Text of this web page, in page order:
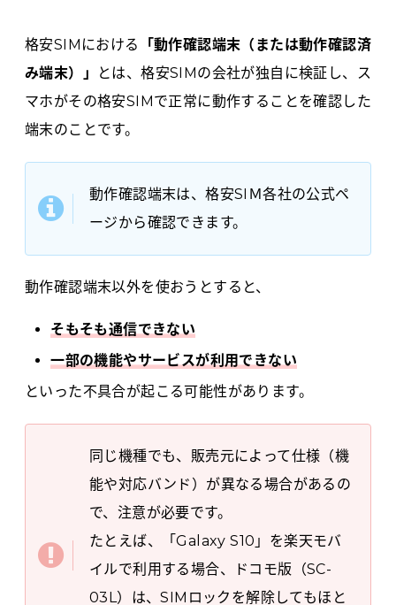
格安SIMにおける
「動作確認端末（または動作確認済
み端末）」
とは、格安SIMの会社が独自に検証し、ス
マホがその格安SIMで正常に動作することを確認した
端末のことです。
動作確認端末は、格安SIＭ各社の公式ペ
ージから確認できます。
動作確認端末以外を使おうとすると、
そもそも通信できない
一部の機能やサービスが利用できない
といった不具合が起こる可能性があります。
同じ機種でも、販売元によって仕様（機
能や対応バンド）が異なる場合があるの
で、注意が必要です。
たとえば、「Galaxy S10」を楽天モバ
イルで利用する場合、ドコモ版（SC-
03L）は、SIMロックを解除してもほと